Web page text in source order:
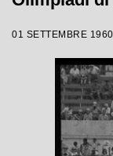
01 SETTEMBRE 1960